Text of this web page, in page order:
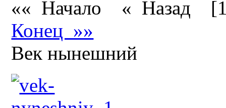
«« Начало
« Назад
Конец »»
Век нынешний